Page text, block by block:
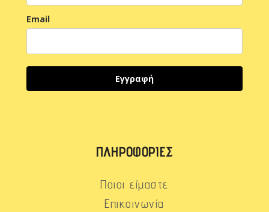
Email
Εγγραφή
ΠΛΗΡΟΦΟΡΊΕΣ
Ποιοι είμαστε
Επικοινωνία